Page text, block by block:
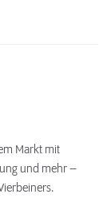
Markt mit
und mehr –